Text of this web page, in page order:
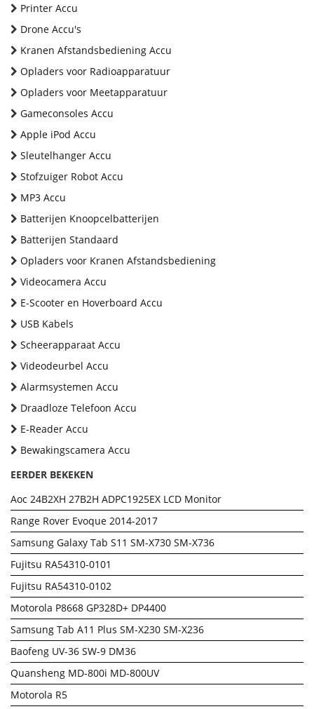
Printer Accu
Drone Accu's
Kranen Afstandsbediening Accu
Opladers voor Radioapparatuur
Opladers voor Meetapparatuur
Gameconsoles Accu
Apple iPod Accu
Sleutelhanger Accu
Stofzuiger Robot Accu
MP3 Accu
Batterijen Knoopcelbatterijen
Batterijen Standaard
Opladers voor Kranen Afstandsbediening
Videocamera Accu
E-Scooter en Hoverboard Accu
USB Kabels
Scheerapparaat Accu
Videodeurbel Accu
Alarmsystemen Accu
Draadloze Telefoon Accu
E-Reader Accu
Bewakingscamera Accu
EERDER BEKEKEN
Aoc 24B2XH 27B2H ADPC1925EX LCD Monitor
Range Rover Evoque 2014-2017
Samsung Galaxy Tab S11 SM-X730 SM-X736
Fujitsu RA54310-0101
Fujitsu RA54310-0102
Motorola P8668 GP328D+ DP4400
Samsung Tab A11 Plus SM-X230 SM-X236
Baofeng UV-36 SW-9 DM36
Quansheng MD-800i MD-800UV
Motorola R5